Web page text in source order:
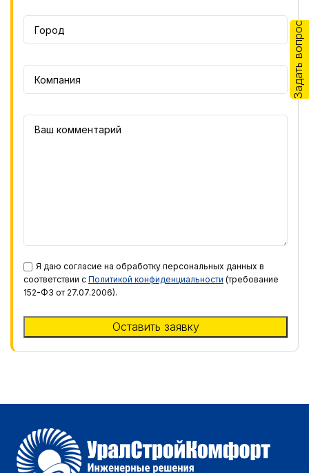
Я даю согласие на обработку персональных данных в
соответствии с Политикой конфиденциальности (требование
152-ФЗ от 27.07.2006).
Задать вопрос